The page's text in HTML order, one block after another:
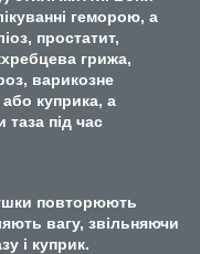
геморою, а
простатит,
грижа,
варикозне
куприка, а
під час
повторюють
вагу, звільняючи
і куприк.